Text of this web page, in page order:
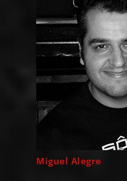
Miguel Alegre